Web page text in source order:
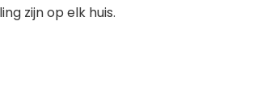
zijn op elk huis.